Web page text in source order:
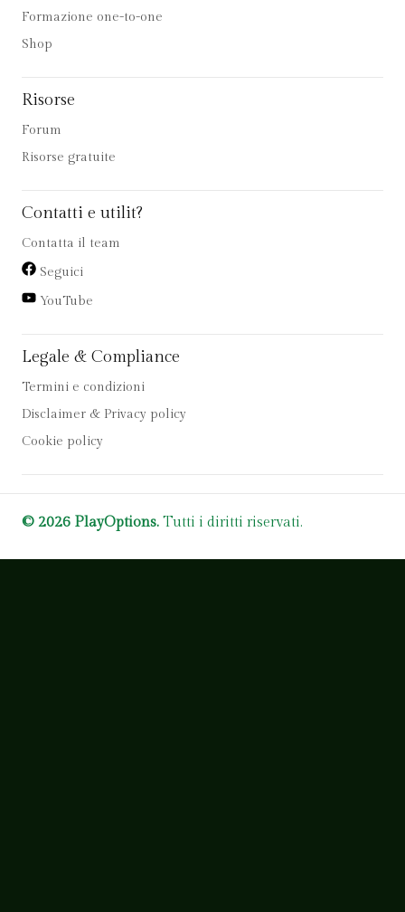
Formazione one-to-one
Shop
Risorse
Forum
Risorse gratuite
Contatti e utilit?
Contatta il team
Seguici
YouTube
Legale & Compliance
Termini e condizioni
Disclaimer & Privacy policy
Cookie policy
© 2026 PlayOptions. Tutti i diritti riservati.